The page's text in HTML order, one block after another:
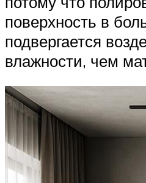
поверхность в
подвергается
влажности, чем